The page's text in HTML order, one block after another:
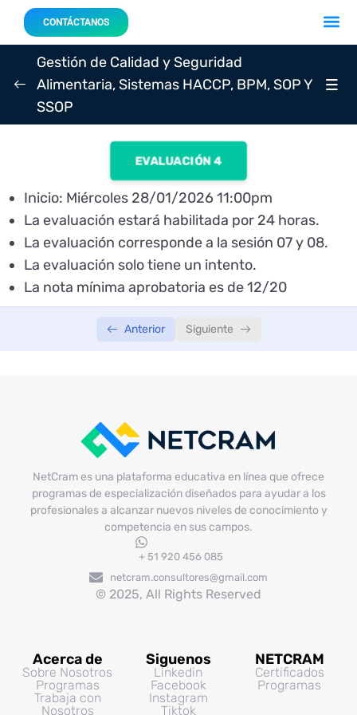
CONTÁCTANOS
SEMANA 01
SEMANA 04 0/3
Sesión 07: Lunes 26/01/2026 – 7:00 p.m.
Sesión 08: Miércoles 28/01/2026 – 7:00
Gestión de Calidad y Seguridad
Alimentaria, Sistemas HACCP, BPM, SOP Y
SSOP
EVALUACIÓN 4
Inicio: Miércoles 28/01/2026 11:00pm
La evaluación estará habilitada por 24 horas.
La evaluación corresponde a la sesión 07 y 08.
La evaluación solo tiene un intento.
La nota mínima aprobatoria es de 12/20
Anterior Siguiente
NetCram es una plataforma educativa en línea que ofrece
programas de especialización diseñados para ayudar a los
profesionales a alcanzar nuevos niveles de conocimiento y
competencia en sus campos.
+ 51 920 456 085
netcram.consultores@gmail.com
© 2025, All Rights Reserved
Acerca de
Sobre Nosotros
Programas
Trabaja con
Nosotros
Siguenos
Linkedin
Facebook
Instagram
Tiktok
NETCRAM
Certificados
Programas